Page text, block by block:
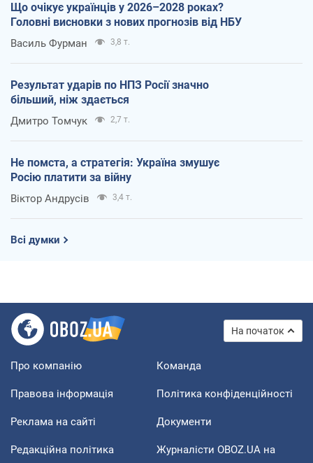
Що очікує українців у 2026–2028 роках?
Головні висновки з нових прогнозів від НБУ
Василь Фурман 3,8 т.
Результат ударів по НПЗ Росії значно
більший, ніж здається
Дмитро Томчук 2,7 т.
Не помста, а стратегія: Україна змушує
Росію платити за війну
Віктор Андрусів 3,4 т.
Всі думки
На початок
Про компанію Команда
Правова інформація Політика конфіденційності
Реклама на сайті Документи
Редакційна політика Журналісти OBOZ.UA на